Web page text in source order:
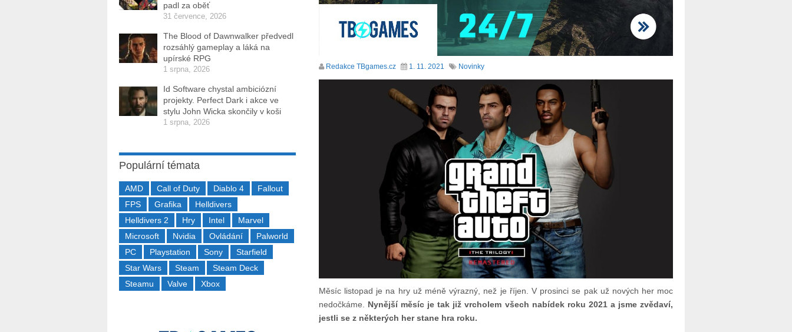
Redakce TBgames.cz 1. 11. 2021 Novinky
Měsíc listopad je na hry už méně výrazný, než je říjen. V prosinci se pak už nových her moc
nedočkáme. Nynější měsíc je tak již vrcholem všech nabídek roku 2021 a jsme zvědaví,
jestli se z některých her stane hra roku.
padl za oběť
31 července, 2026
The Blood of Dawnwalker předvedl
rozsáhlý gameplay a láká na
upírské RPG
1 srpna, 2026
Id Software chystal ambiciózní
projekty. Perfect Dark i akce ve
stylu John Wicka skončily v koši
1 srpna, 2026
Populární témata
AMD Call of Duty Diablo 4
Fallout
FPS
Grafika
Helldivers
Helldivers 2
Hry Intel
Marvel
Microsoft
Nvidia Ovládání
Palworld
PC
Playstation Sony
Starfield
Star Wars
Steam
Steam Deck
Steamu
Valve Xbox